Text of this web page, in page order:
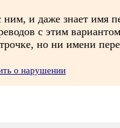
и даже знает имя
с этим
но ни имени
о нарушении